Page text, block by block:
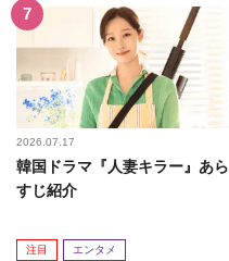
2026.07.17
韓国ドラマ『人妻キラー』あら
すじ紹介
注目 エンタメ